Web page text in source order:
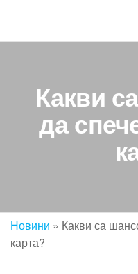
the
Какви
да
Новини » Какви са
карта?